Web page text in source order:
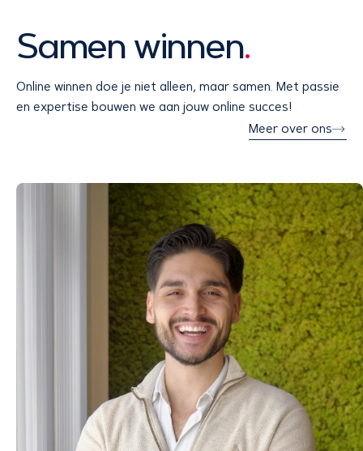
Samen winnen.
Online winnen doe je niet alleen, maar samen. Met passie
en expertise bouwen we aan jouw online succes!
Meer over ons